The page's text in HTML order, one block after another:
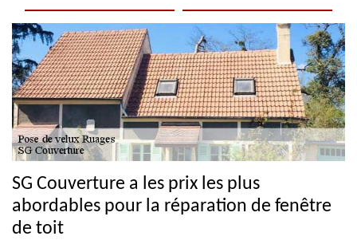
SG Couverture a les prix les plus
abordables pour la réparation de fenêtre
de toit